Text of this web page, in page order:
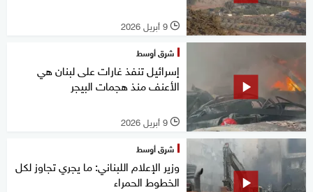
l 9 أبريل 2026
شرق أوسط
إسرائيل تنفذ غارات على لبنان هي
الأعنف منذ هجمات البيجر
l 9 أبريل 2026
شرق أوسط
وزير الإعلام اللبناني: ما يجري تجاوز لكل
الخطوط الحمراء